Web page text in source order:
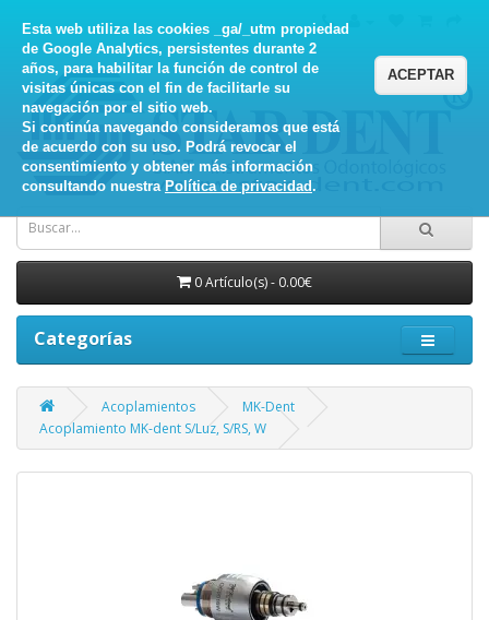
Esta web utiliza las cookies _ga/_utm propiedad
de Google Analytics, persistentes durante 2
años, para habilitar la función de control de
visitas únicas con el fin de facilitarle su
navegación por el sitio web.
Si continúa navegando consideramos que está
de acuerdo con su uso. Podrá revocar el
consentimiento y obtener más información
consultando nuestra Política de privacidad.
ACEPTAR
0 Artículo(s) - 0.00€
Categorías
Acoplamientos
MK-Dent
Acoplamiento MK-dent S/Luz, S/RS, W